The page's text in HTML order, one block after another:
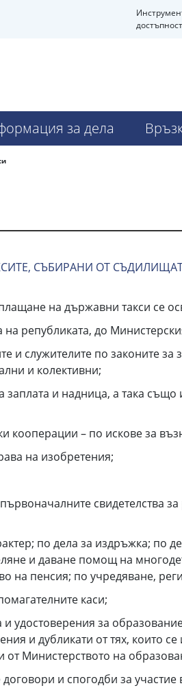
достъпност
за дела
СЪБИРАНИ ОТ
на държавни такси се
републиката, до
и служителите по законите
и колективни;
и надница, а така
кооперации – по искове за
на изобретения;
свидетелства
по дела за издръжка; по
и даване помощ на
на пенсия; по учредяване,
каси;
удостоверения за
и дубликати от тях, които
Министерството на
и спогодби за